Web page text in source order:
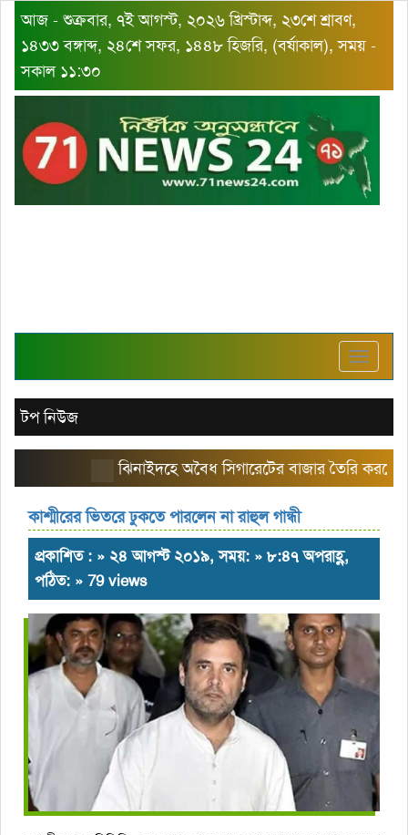
আজ - শুক্রবার, ৭ই আগস্ট, ২০২৬ খ্রিস্টাব্দ, ২৩শে শ্রাবণ,
১৪৩৩ বঙ্গাব্দ, ২৪শে সফর, ১৪৪৮ হিজরি, (বর্ষাকাল), সময় -
সকাল ১১:৩০
Toggle
টপ নিউজ
ঝিনাইদহে অবৈধ সিগারেটের বাজার তৈরি করছে
কাশ্মীরের ভিতরে ঢুকতে পারলেন না রাহুল গান্ধী
প্রকাশিত : » ২৪ আগস্ট ২০১৯, সময়: » ৮:৪৭ অপরাহ্ণ,
পঠিত: » 79 views